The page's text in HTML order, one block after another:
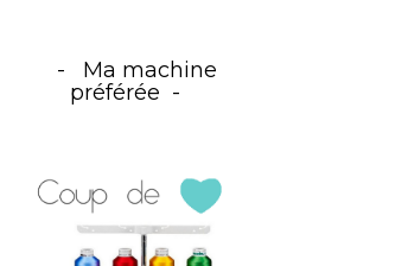
Ma machine
préférée